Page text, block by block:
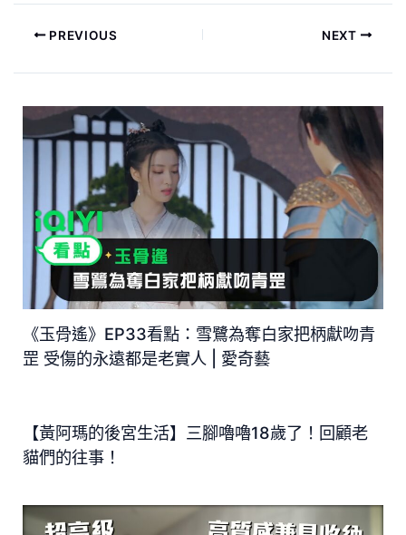
PREVIOUS NEXT
《玉骨遙》EP33看點：雪鷺為奪白家把柄獻吻青
罡 受傷的永遠都是老實人 | 愛奇藝
【黃阿瑪的後宮生活】三腳嚕嚕18歲了！回顧老
貓們的往事！